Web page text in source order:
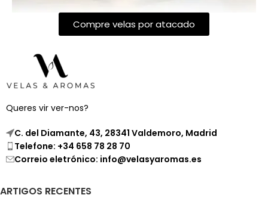
Compre velas por atacado
Queres vir ver-nos?
C. del Diamante, 43, 28341 Valdemoro, Madrid
Telefone: +34 658 78 28 70
Correio eletrónico: info@velasyaromas.es
ARTIGOS RECENTES